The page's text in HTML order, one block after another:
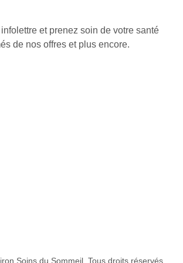
et prenez soin de votre santé
de nos offres et plus encore.
Soins du Sommeil. Tous droits réservés.